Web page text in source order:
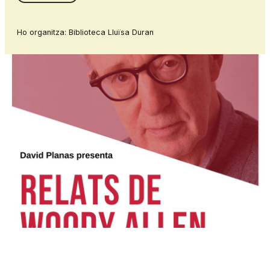
Ho organitza: Biblioteca Lluïsa Duran